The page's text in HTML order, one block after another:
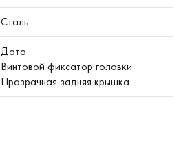
Сталь
Дата
Винтовой фиксатор головки
Прозрачная задняя крышка